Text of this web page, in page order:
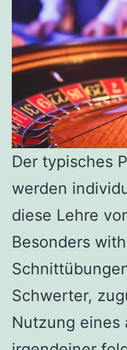
Der typisches
werden
diese Lehre
Besonders
Schwerter,
Nutzung eines